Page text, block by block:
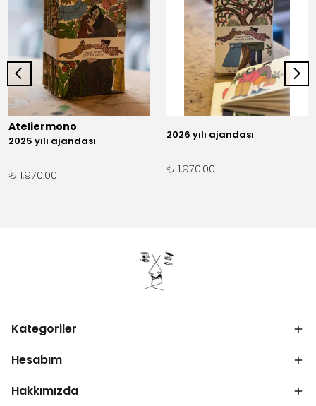
Ateliermono
2025 yılı ajandası
₺ 1,970.00
2026 yılı ajandası
₺ 1,970.00
Kategoriler
Hesabım
Hakkımızda